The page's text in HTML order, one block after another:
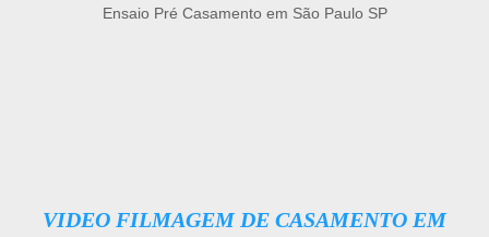
Ensaio Pré Casamento em São Paulo SP
VIDEO FILMAGEM DE CASAMENTO EM